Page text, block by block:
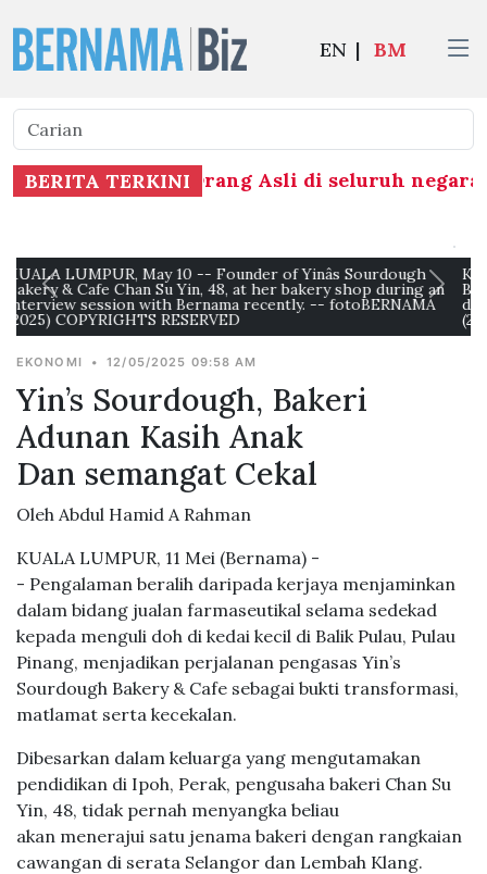
EN | BM
BERITA TERKINIOrang Asli di seluruh negara
KUALA LUMPUR, May 10 --Founder of Yinâs Sourdough
Bakery & Cafe, Chan Su Yin, 48, (second, right) at her bakery
during a recent interview with Bernama. --fotoBERNAMA
(2025) COPYRIGHTS RESERVED
EKONOMI • 12/05/2025 09:58 AM
Yin’s Sourdough, Bakeri
Adunan Kasih Anak
Dan semangat Cekal
Oleh Abdul Hamid A Rahman
KUALA LUMPUR, 11 Mei (Bernama) -
- Pengalaman beralih daripada kerjaya menjaminkan
dalam bidang jualan farmaseutikal selama sedekad
kepada menguli doh di kedai kecil di Balik Pulau, Pulau
Pinang, menjadikan perjalanan pengasas Yin’s
Sourdough Bakery & Cafe sebagai bukti transformasi,
matlamat serta kecekalan.
Dibesarkan dalam keluarga yang mengutamakan
pendidikan di Ipoh, Perak, pengusaha bakeri Chan Su
Yin, 48, tidak pernah menyangka beliau
akan menerajui satu jenama bakeri dengan rangkaian
cawangan di serata Selangor dan Lembah Klang.